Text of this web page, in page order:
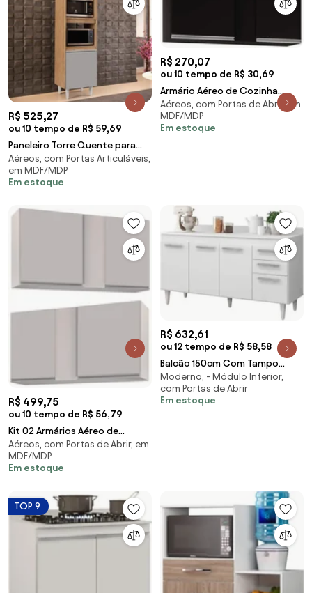
R$ 525,27
ou 10 tempo de R$ 59,69
Paneleiro Torre Quente para
Cozinha 02 Portas Ruth 56 cm
L06 - D'Rossi - Castanho e
Cinza
Aéreos, com Portas Articuláveis,
em MDF/MDP
Em estoque
R$ 270,07
ou 10 tempo de R$ 30,69
Armário Aéreo de Cozinha
Lavanderia 02 Portas Agata 100
cm L06 - D'Rossi - Preto
Aéreos, com Portas de Abrir, em
MDF/MDP
Em estoque
R$ 499,75
ou 10 tempo de R$ 56,79
Kit 02 Armários Aéreo de
Cozinha Lavanderia 02 Portas
Agata 100 cm L06 - D'Rossi -
Branco
Aéreos, com Portas de Abrir, em
MDF/MDP
Em estoque
R$ 632,61
ou 12 tempo de R$ 58,58
Balcão 150cm Com Tampo
Lisboa 4pts 2gav Branco - Lumil
Móveis
Moderno, - Módulo Inferior,
com Portas de Abrir
Em estoque
TOP 9